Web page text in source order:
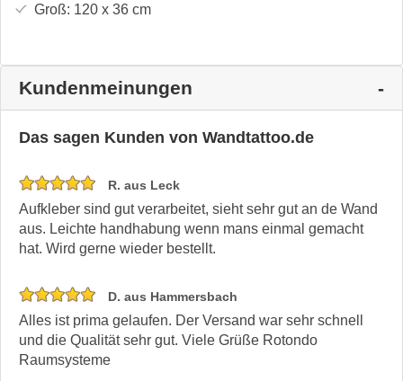
Groß: 120 x 36cm
Kundenmeinungen
Das sagen Kunden von Wandtattoo.de
R. aus Leck
Aufkleber sind gut verarbeitet, sieht sehr gut an de Wand
aus. Leichte handhabung wenn mans einmal gemacht
hat. Wird gerne wieder bestellt.
D. aus Hammersbach
Alles ist prima gelaufen. Der Versand war sehr schnell
und die Qualität sehr gut. Viele Grüße Rotondo
Raumsysteme